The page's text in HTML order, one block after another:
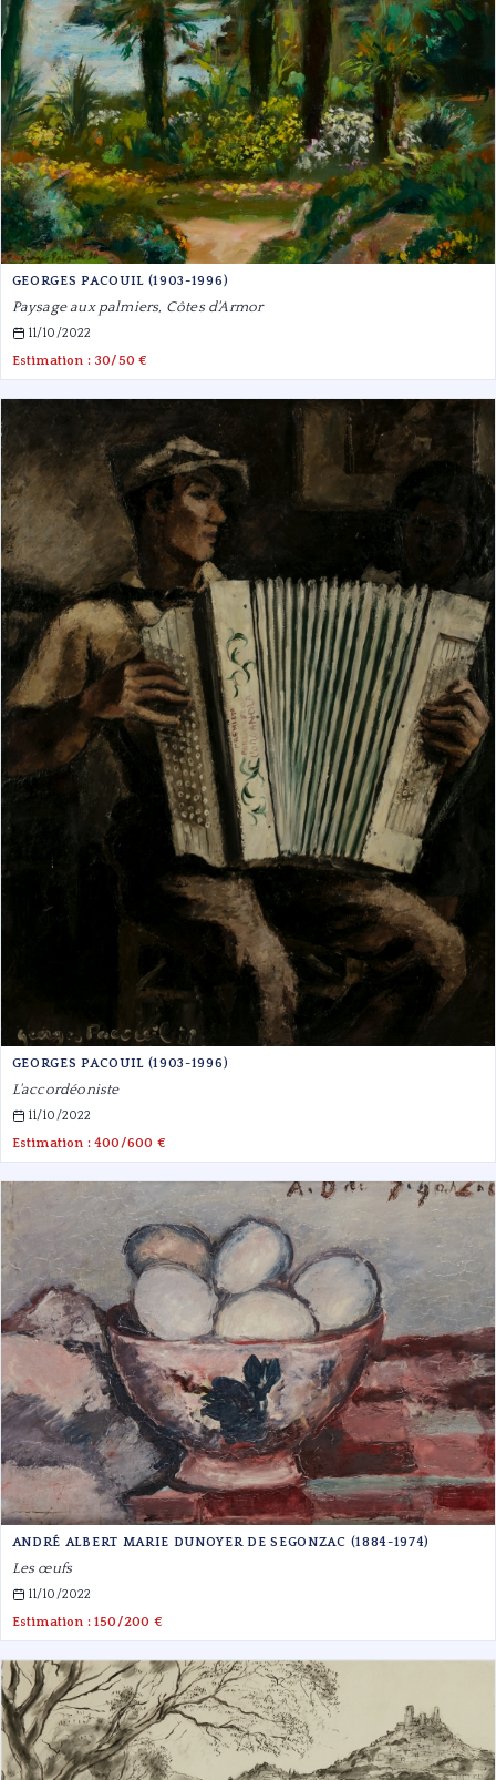
GEORGES PACOUIL (1903-1996)
Paysage aux palmiers, Côtes d'Armor
11/10/2022
Estimation : 30/50 €
GEORGES PACOUIL (1903-1996)
L'accordéoniste
11/10/2022
Estimation : 400/600 €
ANDRÉ ALBERT MARIE DUNOYER DE SEGONZAC (1884-1974)
Les œufs
11/10/2022
Estimation : 150/200 €